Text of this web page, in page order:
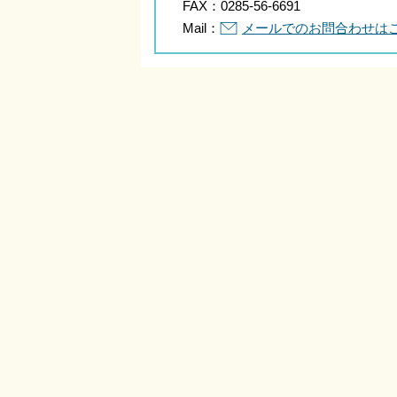
FAX： 0285-56-6691
Mail：
メールでのお問合わせは